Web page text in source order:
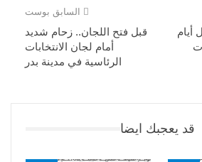
السابق بوست
قبل فتح اللجان.. زحام شديد
أمام لجان الانتخابات
الرئاسية في مدينة بدر
أيام
قد يعجبك ايضا